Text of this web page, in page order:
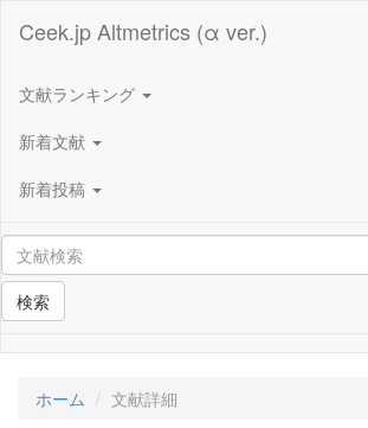
Ceek.jp Altmetrics (α ver.)
文献ランキング
新着文献
新着投稿
検索
ホーム 文献詳細